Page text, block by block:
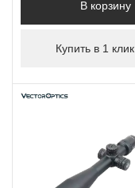
В корзину
Купить в 1 клик